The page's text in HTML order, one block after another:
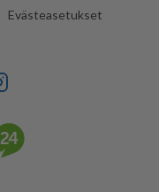
Evästeasetukset